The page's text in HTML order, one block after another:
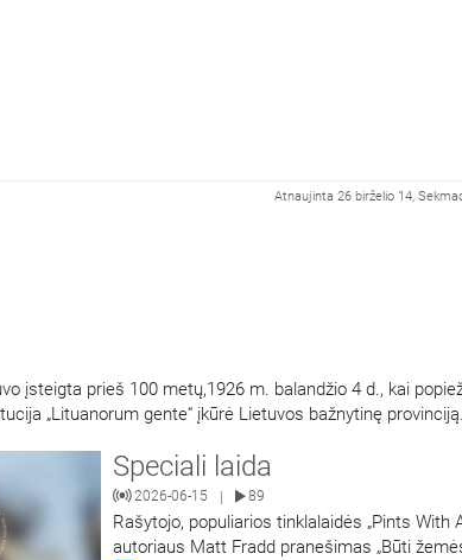
Atnaujinta 26 birželio 14,
įsteigta prieš 100 metų,1926 m. balandžio 4 d., kai
„Lituanorum gente“ įkūrė Lietuvos bažnytinę
istorikai: prof. dr. Vaida Kamuntavičienė ir dr. Ričardas
Speciali laida
2026-06-15 | 89
Rašytojo, populiarios tinklalaidės „Pints With
autoriaus Matt Fradd pranešimas „Būti